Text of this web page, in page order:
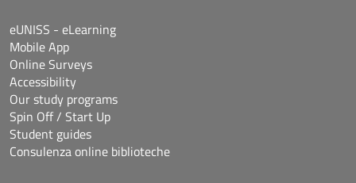
eUNISS - eLearning
Mobile App
Online Surveys
Accessibility
Our study programs
Spin Off / Start Up
Student guides
Consulenza online biblioteche